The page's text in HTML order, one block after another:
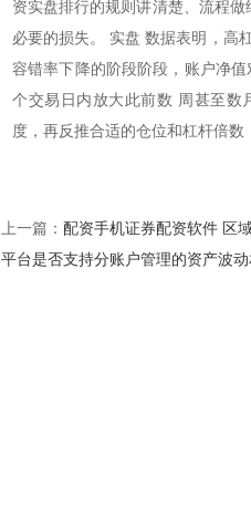
资实盘排行的规则讲清楚、流程
必要的损失。 实盘 数据表明，高
容错率下降的阶段阶段，账户净
个交易日内放大此前数 周甚至数
度，再反推合适的仓位和杠杆倍
上一篇： 配资手机证券配资软件 区
平台是否支持分账户管理的资产波